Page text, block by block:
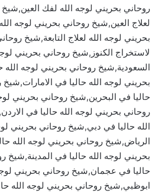
روحاني بحريني لوجه الله لفك العين,شيخ
لعلاج العين,شيخ روحاني بحريني لوجه
بحريني لوجه الله لعلاج التابعة,شيخ
لاستخراج الكنوز,شيخ روحاني بحريني
السعودية,شيخ روحاني بحريني لوجه
بحريني لوجه الله حاليا في
حاليا في البحرين,شيخ روحاني بحريني
روحاني بحريني لوجه الله حاليا في
الله حاليا في دبي,شيخ روحاني بحريني
الرياض,شيخ روحاني بحريني لوجه الله
بحريني لوجه الله حاليا في المدينة,شيخ
حاليا في عجمان,شيخ روحاني بحريني
ابوظبي,شيخ روحاني بحريني لوجه الله